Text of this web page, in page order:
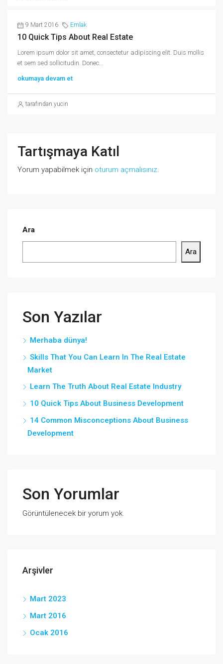
9 Mart 2016 Emlak
10 Quick Tips About Real Estate
Lorem ipsum dolor sit amet, consectetur adipiscing elit. Duis mollis
et sem sed sollicitudin. Donec...
okumaya devam et
tarafından yucin
Tartışmaya Katıl
Yorum yapabilmek için oturum açmalısınız.
Ara
Ara
Son Yazılar
Merhaba dünya!
Skills That You Can Learn In The Real Estate
Market
Learn The Truth About Real Estate Industry
10 Quick Tips About Business Development
14 Common Misconceptions About Business
Development
Son Yorumlar
Görüntülenecek bir yorum yok.
Arşivler
Mart 2023
Mart 2016
Ocak 2016